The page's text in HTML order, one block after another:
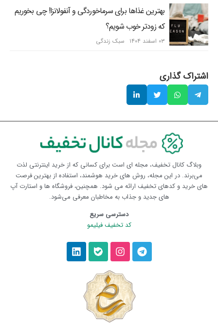
بهترین غذاها برای سرماخوردگی و آنفولانزا! چی بخوریم
که زودتر خوب شویم؟
۰۳ اسفند ۱۴۰۴ سبک زندگی
اشتراک گذاری
وبلاگ کانال تخفیف، مجله ای است برای کسانی که از خرید اینترنتی لذت
می‌برند. در این مجله، روش های خرید هوشمند، استفاده از بهترین فرصت
های خرید و کدهای تخفیف ارائه می شود. همچنین، فروشگاه ها و استارت آپ
های جدید و جذاب به مخاطبان معرفی می‌شود.
دسترسی سریع
کد تخفیف فیلیمو